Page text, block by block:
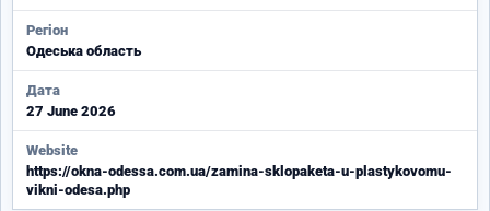
Регіон
Одеська область
Дата
27 June 2026
Website
https://okna-odessa.com.ua/zamina-sklopaketa-u-plastykovomu-
vikni-odesa.php